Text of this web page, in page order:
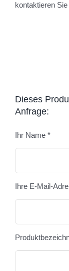
kontaktieren Sie
Dieses
Anfrage:
Ihr Name *
Ihre E-Mail-